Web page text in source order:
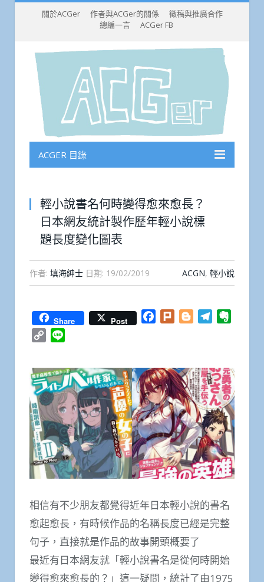
關於ACGer 作者與ACGer的關係
徵稿與推廣合作
總編一言
ACGer FB
ACGER 目錄
輕小說書名何時變得愈來愈長？
日本網友統計製作歷年輕小說標
題長度變化圖表
作者: 填海紳士 日期: 19/02/2019 ACGN, 輕小說
Share Post Facebook
Plurk BloggerTelegram
Copy
相信有不少朋友都覺得近年日本輕小說的書名
愈起愈長，有時候作品的名稱長度已經是完整
句子，直接就是作品的故事開頭概要了
最近有日本網友就「輕小說書名是從何時開始
變得愈來愈長的？」這一疑問，統計了由1975